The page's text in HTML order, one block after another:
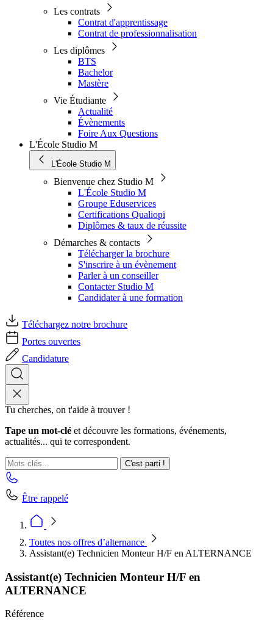
Les contrats
Contrat d'apprentissage
Contrat de professionnalisation
Les diplômes
BTS
Bachelor
Mastère
Vie Étudiante
Actualité
Évènements
Foire Aux Questions
L'École Studio M
L'École Studio M
Bienvenue chez Studio M
L'École Studio M
Groupe Eduservices
Certifications Qualiopi
Diplômes & taux de réussite
Démarches & contacts
Télécharger la brochure
S'inscrire à un évènement
Parler à un conseiller
Contacter Studio M
Candidater à une formation
Téléchargez notre brochure
Portes ouvertes
Candidature
Tu cherches, on t'aide à trouver !
Tape un mot-clé et découvre les formations, événements,
actualités... qui te correspondent.
C'est parti !
Être rappelé
Toutes nos offres d’alternance
Assistant(e) Technicien Monteur H/F en ALTERNANCE
Assistant(e) Technicien Monteur H/F en
ALTERNANCE
Référence